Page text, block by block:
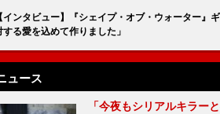
【インタビュー】『シェイプ・オブ・ウォーター』
する愛を込めて作りました」
ュース
「今夜もシリアルキラー